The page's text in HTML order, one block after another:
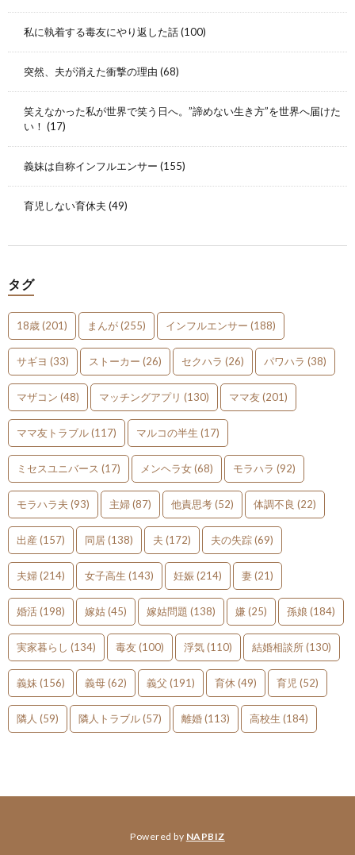
私に執着する毒友にやり返した話(100)
突然、夫が消えた衝撃の理由 (68)
笑えなかった私が世界で笑う日へ。”諦めない生き方”を世界へ届けた
い！ (17)
義妹は自称インフルエンサー (155)
育児しない育休夫 (49)
タグ
18歳(201) まんが(255) インフルエンサー (188)
サギヨ (33) ストーカー (26) セクハラ (26) パワハラ (38)
マザコン (48) マッチングアプリ (130) ママ友(201)
ママ友トラブル(117) マルコの半生 (17)
ミセスユニバース (17) メンヘラ女(68) モラハラ (92)
モラハラ夫 (93) 主婦(87) 他責思考(52) 体調不良 (22)
出産 (157) 同居(138) 夫 (172) 夫の失踪(69)
夫婦(214) 女子高生 (143) 妊娠(214) 妻(21)
婚活(198) 嫁姑(45) 嫁姑問題 (138) 嫌 (25) 孫娘 (184)
実家暮らし (134) 毒友(100) 浮気(110) 結婚相談所(130)
義妹(156) 義母(62) 義父 (191) 育休 (49) 育児(52)
隣人 (59) 隣人トラブル(57) 離婚(113) 高校生 (184)
Powered by NAPBIZ